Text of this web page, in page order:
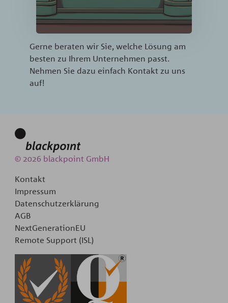
Authentifizierungslösung und
verbessern Sie Ihre Online-
Mehr Erfahren »
Gerne beraten wir Sie, welche Lösung am
besten zu Ihrem Unternehmen passt.
Nehmen Sie dazu einfach Kontakt zu uns
auf!
© 2026 blackpoint GmbH
Kontakt
Impressum
Datenschutzerklärung
AGB
NextGenerationEU
Remote Support (ISL)